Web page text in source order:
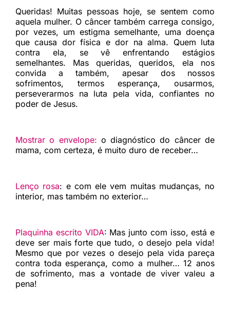
Queridas! Muitas pessoas hoje, se sentem como
aquela mulher. O câncer também carrega consigo,
por vezes, um estigma semelhante, uma doença
que causa dor física e dor na alma. Quem luta
contra ela, se vê enfrentando estágios
semelhantes. Mas queridas, queridos, ela nos
convida a também, apesar dos nossos
sofrimentos, termos esperança, ousarmos,
perseverarmos na luta pela vida, confiantes no
poder de Jesus.
Mostrar o envelope: o diagnóstico do câncer de
mama, com certeza, é muito duro de receber…
Lenço rosa: e com ele vem muitas mudanças, no
interior, mas também no exterior…
Plaquinha escrito VIDA: Mas junto com isso, está e
deve ser mais forte que tudo, o desejo pela vida!
Mesmo que por vezes o desejo pela vida pareça
contra toda esperança, como a mulher… 12 anos
de sofrimento, mas a vontade de viver valeu a
pena!